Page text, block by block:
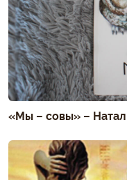
«Мы – совы» –